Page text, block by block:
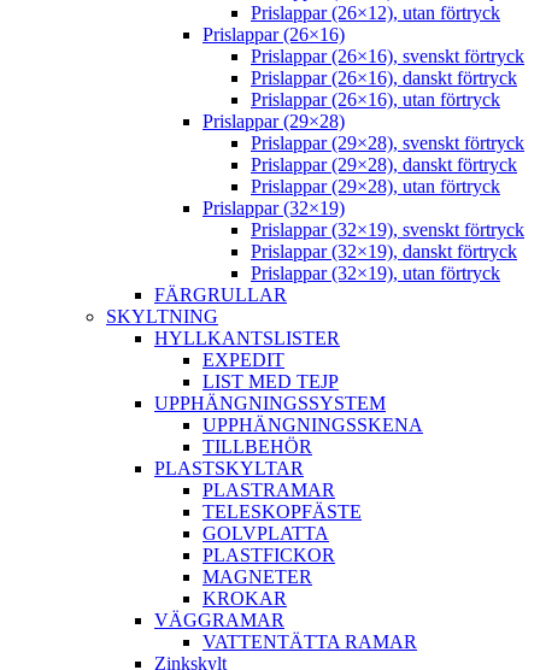
Prislappar (26×12), utan förtryck
Prislappar (26×16)
Prislappar (26×16), svenskt förtryck
Prislappar (26×16), danskt förtryck
Prislappar (26×16), utan förtryck
Prislappar (29×28)
Prislappar (29×28), svenskt förtryck
Prislappar (29×28), danskt förtryck
Prislappar (29×28), utan förtryck
Prislappar (32×19)
Prislappar (32×19), svenskt förtryck
Prislappar (32×19), danskt förtryck
Prislappar (32×19), utan förtryck
FÄRGRULLAR
SKYLTNING
HYLLKANTSLISTER
EXPEDIT
LIST MED TEJP
UPPHÄNGNINGSSYSTEM
UPPHÄNGNINGSSKENA
TILLBEHÖR
PLASTSKYLTAR
PLASTRAMAR
TELESKOPFÄSTE
GOLVPLATTA
PLASTFICKOR
MAGNETER
KROKAR
VÄGGRAMAR
VATTENTÄTTA RAMAR
Zinkskylt